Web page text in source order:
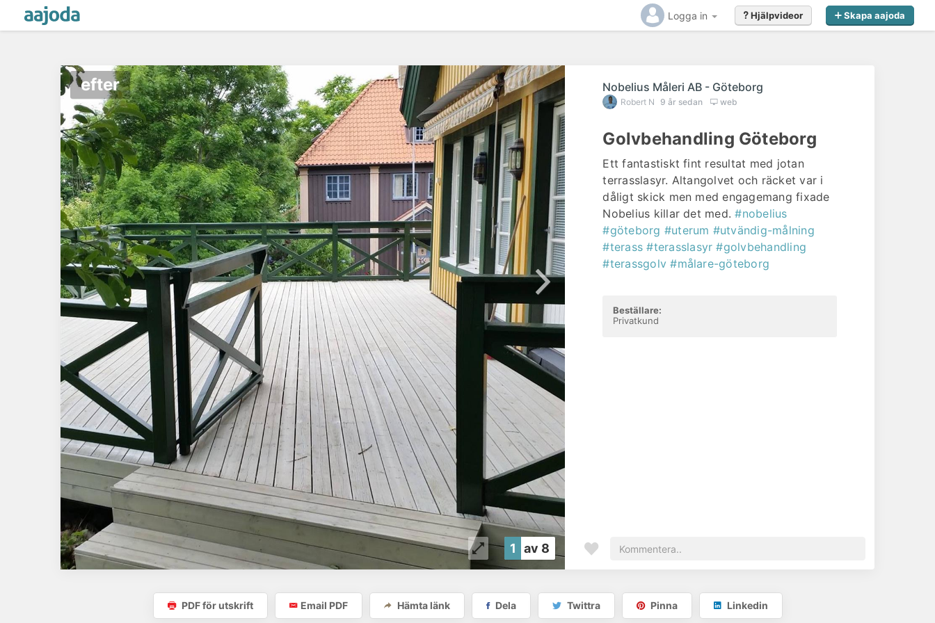
Logga in Skapa aajoda
Hjälpvideor
efter efter
1 av 8
Nobelius Måleri AB - Göteborg
Robert N 9 år sedan web
Golvbehandling Göteborg
Ett fantastiskt fint resultat med jotan
terrasslasyr. Altangolvet och räcket var i
dåligt skick men med engagemang fixade
Nobelius killar det med.#nobelius
#göteborg #uterum #utvändig-målning
#terass #terasslasyr #golvbehandling
#terassgolv #målare-göteborg
Beställare:
Privatkund
PDF för utskrift Email PDF Hämta länk Dela Twittra Pinna Linkedin